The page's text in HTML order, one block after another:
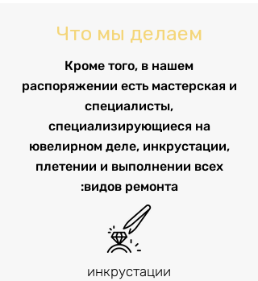
Что мы делаем
Кроме того, в нашем
распоряжении есть мастерская и
специалисты,
специализирующиеся на
ювелирном деле, инкрустации,
плетении и выполнении всех
видов ремонта:
инкрустации